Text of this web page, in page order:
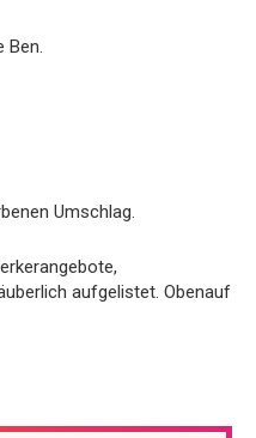
Ben.
Umschlag.
aufgelistet. Obenauf